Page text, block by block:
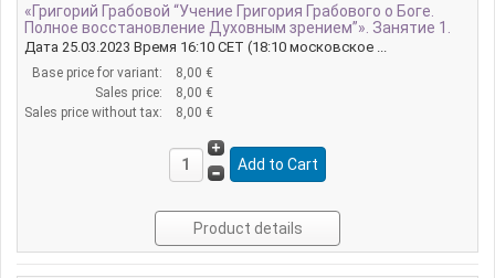
«Григорий Грабовой “Учение Григория Грабового о Боге.
Полное восстановление Духовным зрением”». Занятие 1.
Дата 25.03.2023 Время 16:10 CET (18:10 московское ...
Base price for variant:
8,00 €
Sales price:
8,00 €
Sales price without tax:
8,00 €
Product details